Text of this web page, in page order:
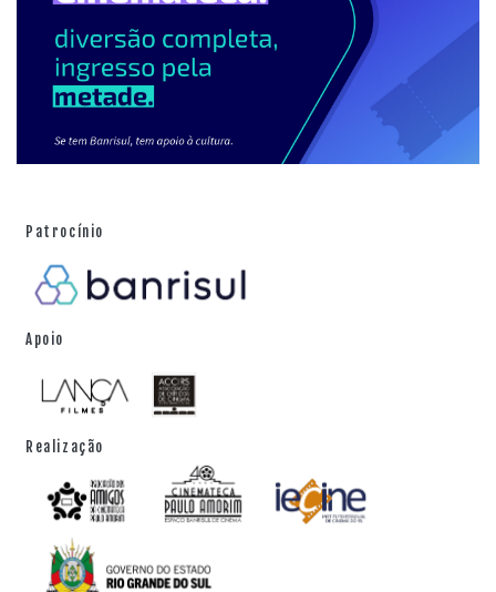
Patrocínio
Apoio
Realização